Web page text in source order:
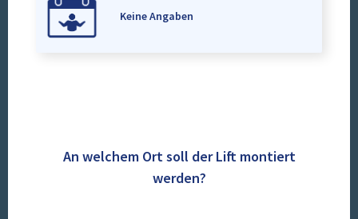
Keine Angaben
An welchem Ort soll der Lift montiert
werden?